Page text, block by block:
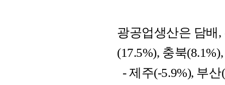
광공업생산은 담배
(17.5%), 충북
- 제주(-5.9%), 부